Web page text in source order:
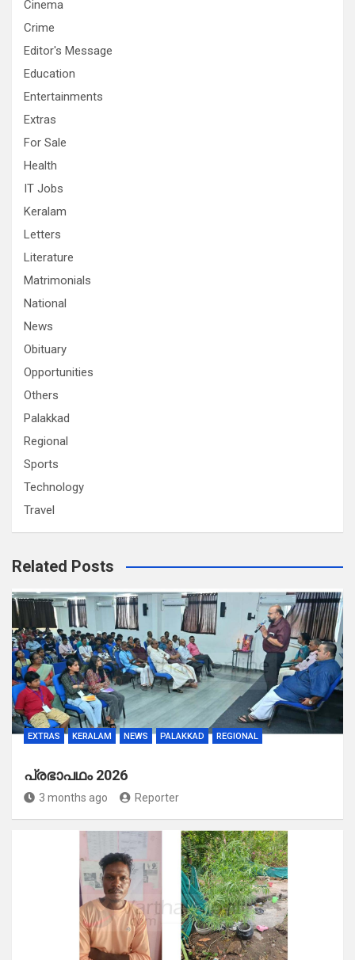
Cinema
Crime
Editor's Message
Education
Entertainments
Extras
For Sale
Health
IT Jobs
Keralam
Letters
Literature
Matrimonials
National
News
Obituary
Opportunities
Others
Palakkad
Regional
Sports
Technology
Travel
Related Posts
EXTRAS KERALAM NEWS PALAKKAD REGIONAL
പ്രഭാപഥം 2026
3 months ago Reporter